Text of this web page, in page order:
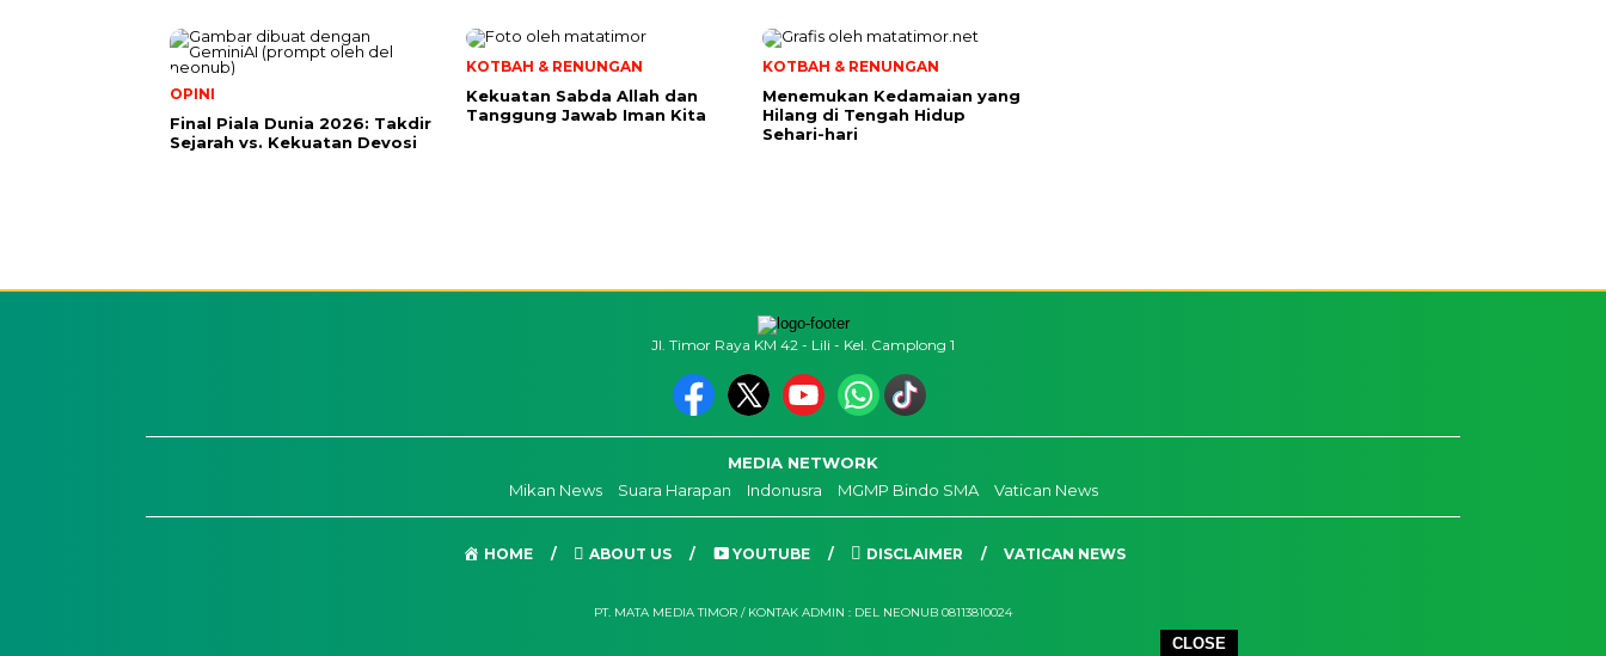
CLOSE
OPINI
Final Piala Dunia 2026: Takdir
Sejarah vs. Kekuatan Devosi
KOTBAH & RENUNGAN
Kekuatan Sabda Allah dan
Tanggung Jawab Iman Kita
KOTBAH & RENUNGAN
Menemukan Kedamaian yang
Hilang di Tengah Hidup
Sehari-hari
Jl. Timor Raya KM 42 - Lili - Kel. Camplong 1
MEDIA NETWORK
Mikan News
Suara Harapan Indonusra MGMP Bindo SMA Vatican News
HOME ABOUT US YOUTUBE DISCLAIMER VATICAN NEWS
PT. MATA MEDIA TIMOR / KONTAK ADMIN : DEL NEONUB 08113810024